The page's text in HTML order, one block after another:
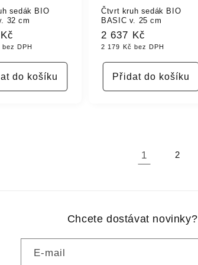
sedák BIO
32 cm
DPH
do košíku
Čtvrt kruh sedák BIO
BASIC v. 25 cm
Běžná
cena
2 637 Kč
2 179 Kč bez DPH
Přidat do košíku
1 2
Chcete dostávat novinky?
E-mail